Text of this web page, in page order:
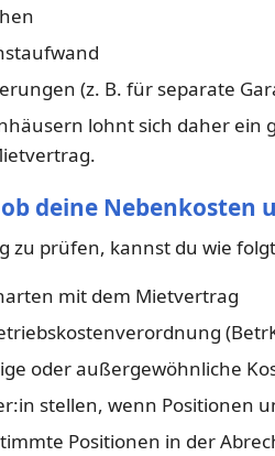
(z. B. für separate
lohnt sich daher ein
deine Nebenkosten
zu prüfen, kannst du wie
mit dem Mietvertrag
oder außergewöhnliche
stellen, wenn Positionen
Positionen in der